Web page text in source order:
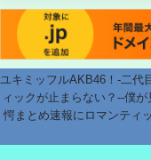
ユキミッフルAKB46！-二代
ィックが止まらない？--僕
愕まとめ速報にロマンティ